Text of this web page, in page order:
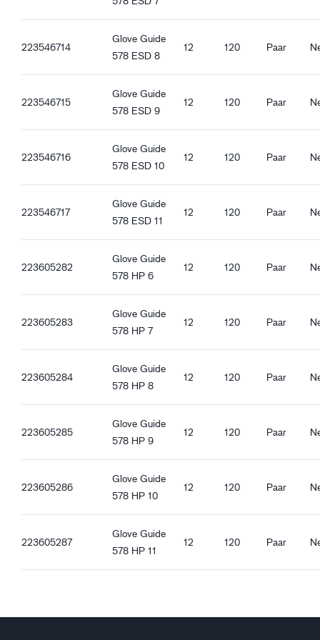
Ergonomische eigenschappen
Strak aansluitende pasvorm
Gebreide manchet
Touchscreen functie
Goede droge grip
223546714
Glove Guide
578 ESD 8
12 120 Paar
223546715
Glove Guide
578 ESD 9
12 120 Paar
223546716
Glove Guide
578 ESD 10
12 120 Paar
223546717
Glove Guide
578 ESD 11
12 120 Paar
223605282
Glove Guide
578 HP 6
12 120 Paar
223605283
Glove Guide
578 HP 7
12 120 Paar
223605284
Glove Guide
578 HP 8
12 120 Paar
223605285
Glove Guide
578 HP 9
12 120 Paar
223605286
Glove Guide
578 HP 10
12 120 Paar
223605287
Glove Guide
578 HP 11
12 120 Paar